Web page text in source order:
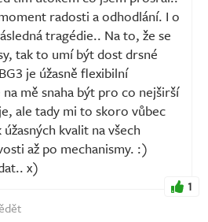
radosti a odhodlání. I o
tragédie.. Na to, že se
tak to umí být dost drsné
je úžasně flexibilní
mě snaha být pro co nejširší
ale tady mi to skoro vůbec
kvalit na všech
až po mechanismy. :)
x)
1